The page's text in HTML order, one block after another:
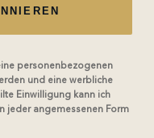
personenbezogenen
und eine werbliche
Einwilligung kann ich
jeder angemessenen Form